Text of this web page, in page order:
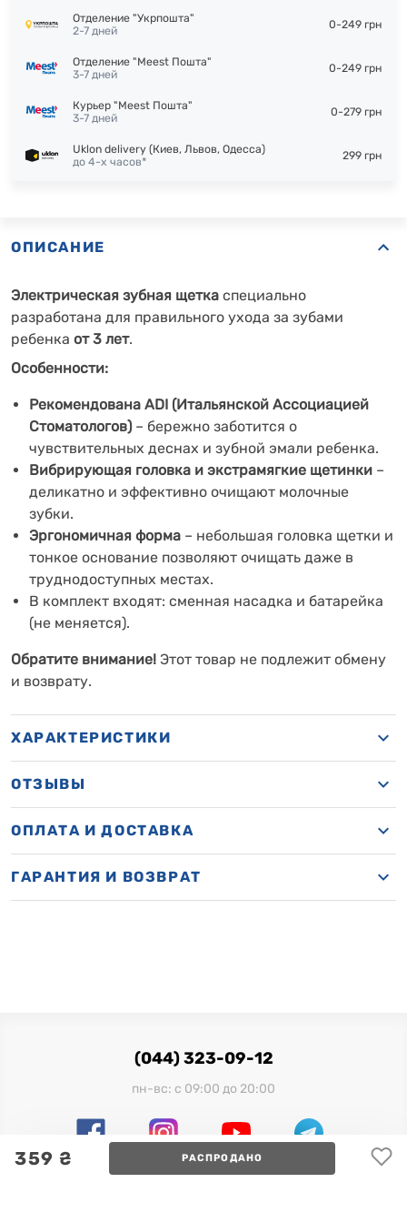
359 ₴ РАСПРОДАНО
Отделение "Укрпошта"
2-7 дней
0-249 грн
Отделение "Meest Пошта"
3-7 дней
0-249 грн
Курьер "Meest Пошта"
3-7 дней
0-279 грн
Uklon delivery (Киев, Львов, Одесса)
до 4-х часов*
299 грн
ОПИСАНИЕ
Электрическая зубная щетка специально
разработана для правильного ухода за зубами
ребенка от 3 лет.
Особенности:
Рекомендована ADI (Итальянской Ассоциацией
Стоматологов)– бережно заботится о
чувствительных деснах и зубной эмали ребенка.
Вибрирующая головка и экстрамягкие щетинки –
деликатно и эффективно очищают молочные
зубки.
Эргономичная форма – небольшая головка щетки и
тонкое основание позволяют очищать даже в
труднодоступных местах.
В комплект входят: сменная насадка и батарейка
(не меняется).
Обратите внимание! Этот товар не подлежит обмену
и возврату.
ХАРАКТЕРИСТИКИ
ОТЗЫВЫ
ОПЛАТА И ДОСТАВКА
ГАРАНТИЯ И ВОЗВРАТ
(044) 323-09-12
пн-вс: с 09:00 до 20:00